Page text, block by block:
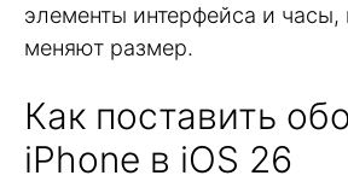
элементы интерфейса и часы,
меняют размер.
Как поставить
iPhone в iOS 26